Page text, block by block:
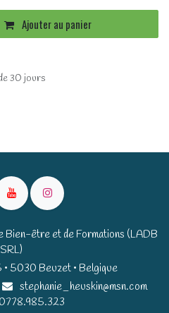
Ajouter au panier
30 jours
Bien-être et de Formations (LADB
SRL)
5030 Beuzet • Belgique​​
stephanie_heuskin@msn.com